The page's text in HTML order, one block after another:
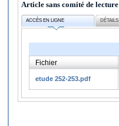
Article sans comité de lecture
ACCÈS EN LIGNE DÉTAILS
Fichier
etude 252-253.pdf